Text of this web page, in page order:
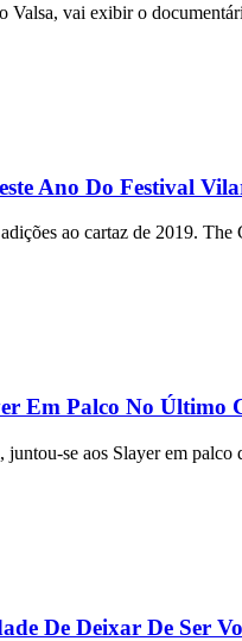
Valsa, vai exibir o
Ano Do Festival
ao cartaz de 2019. The
Em Palco No Último
se aos Slayer em
De Deixar De Ser